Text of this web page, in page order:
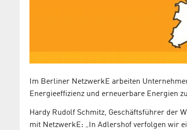
Im Berliner NetzwerkE arbeiten
Energieeffizienz und erneuerbare Energien
Hardy Rudolf Schmitz, Geschäftsführer der
mit NetzwerkE: „In Adlershof verfolgen wir